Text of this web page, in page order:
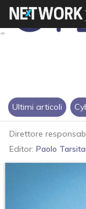
Ultimi articoli
Direttore
Editor: Paolo